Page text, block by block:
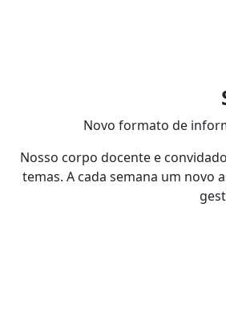
Novo formato de
Nosso corpo docente e
temas. A cada semana um